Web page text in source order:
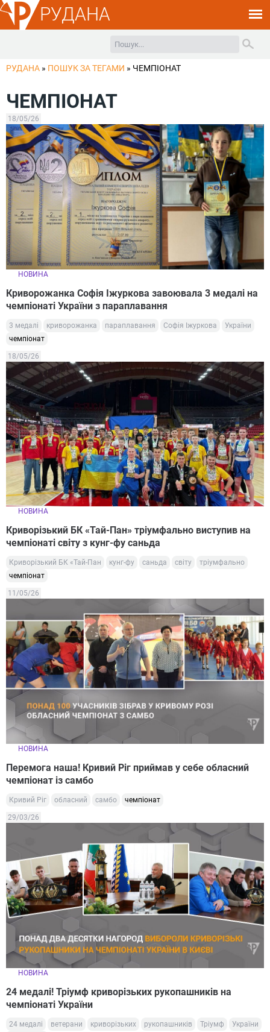
РУДАНА
РУДАНА » ПОШУК ЗА ТЕГАМИ » ЧЕМПІОНАТ
ЧЕМПІОНАТ
18/05/26
НОВИНА
Криворожанка Софія Іжуркова завоювала 3 медалі на
чемпіонаті України з параплавання
3 медалі криворожанка параплавання Софія Іжуркова
України
чемпіонат
18/05/26
НОВИНА
Криворізький БК «Тай-Пан» тріумфально виступив на
чемпіонаті світу з кунг-фу саньда
Криворізький БК «Тай-Пан кунг-фу саньда світу
тріумфально
чемпіонат
11/05/26
НОВИНА
Перемога наша! Кривий Ріг приймав у себе обласний
чемпіонат із самбо
Кривий Ріг обласний самбо чемпіонат
29/03/26
НОВИНА
24 медалі! Тріумф криворізьких рукопашників на
чемпіонаті України
24 медалі ветерани криворізьких рукопашників Тріумф
України